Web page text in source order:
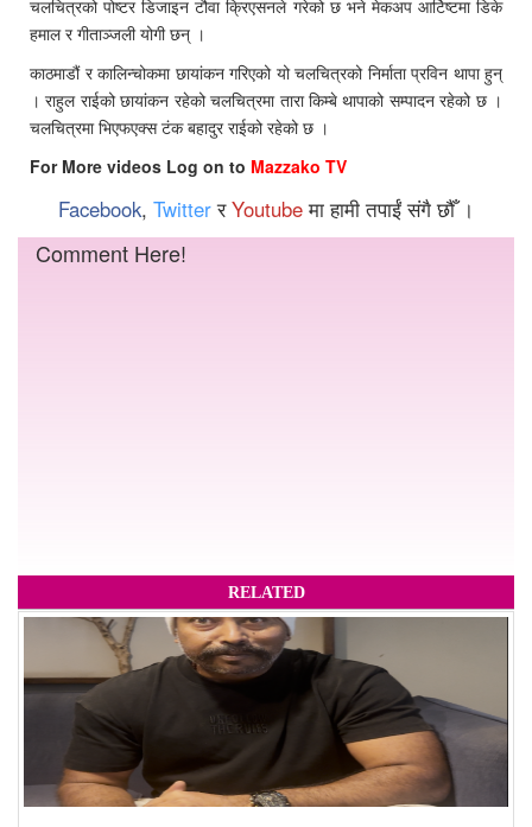
चलचित्रको पोष्टर डिजाइन टौवा क्रिएसनले गरेको छ भने मेकअप आर्टिष्टमा डिके
हमाल र गीताञ्जली योगी छन् ।
काठमाडौं र कालिन्चोकमा छायांकन गरिएको यो चलचित्रको निर्माता प्रविन थापा हुन्
। राहुल राईको छायांकन रहेको चलचित्रमा तारा किम्बे थापाको सम्पादन रहेको छ ।
चलचित्रमा भिएफएक्स टंक बहादुर राईको रहेको छ ।
For More videos Log on to Mazzako TV
Facebook, TwitterरYoutubeमा हामी तपाईं संगै छौँ ।
Comment Here!
RELATED